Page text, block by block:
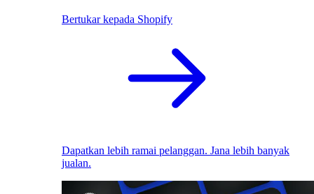
Bertukar kepada Shopify
Dapatkan lebih ramai pelanggan. Jana lebih banyak
jualan.